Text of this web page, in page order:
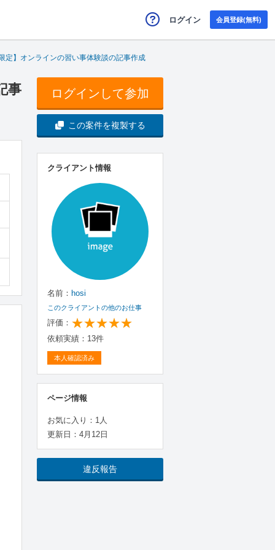
ログイン 会員登録(無料)
定】オンラインの習い事体験談の記事作成
事 ログインして参加
この案件を複製する
クライアント情報
名前： hosi
このクライアントの他のお仕事
評価：
依頼実績：13件
本人確認済み
ページ情報
お気に入り：1人
更新日：4月12日
違反報告